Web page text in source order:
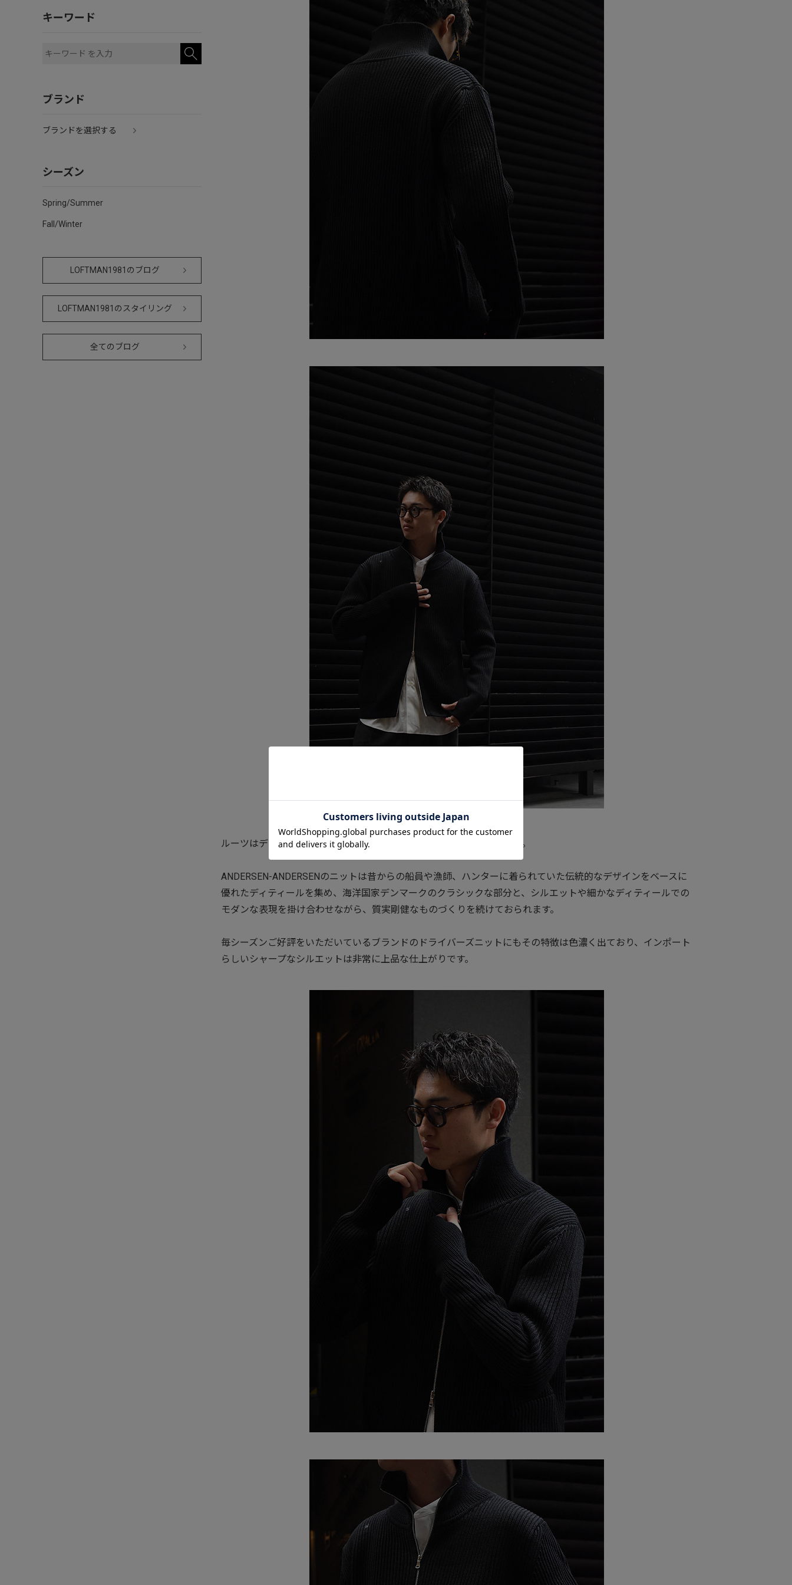
キーワード
ブランド
ブランドを選択する
シーズン
Spring/Summer
Fall/Winter
LOFTMAN1981のブログ
LOFTMAN1981のスタイリング
全てのブログ
ルーツはデンマークのフィッシャーマンニットから、作りはイタリアで。
ANDERSEN-ANDERSENのニットは昔からの船員や漁師、ハンターに着られていた伝統的なデザインをベースに
優れたディティールを集め、海洋国家デンマークのクラシックな部分と、シルエットや細かなディティールでの
モダンな表現を掛け合わせながら、質実剛健なものづくりを続けておられます。
毎シーズンご好評をいただいているブランドのドライバーズニットにもその特徴は色濃く出ており、インポート
らしいシャープなシルエットは非常に上品な仕上がりです。